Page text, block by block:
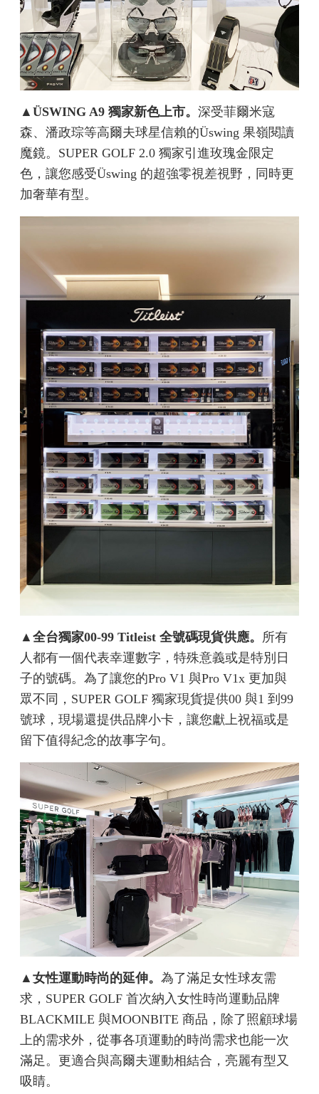
▲ÜSWING A9 獨家新色上市。深受菲爾米寇
森、潘政琮等高爾夫球星信賴的Üswing 果嶺閱讀
魔鏡。SUPER GOLF 2.0 獨家引進玫瑰金限定
色，讓您感受Üswing 的超強零視差視野，同時更
加奢華有型。
▲全台獨家00-99 Titleist 全號碼現貨供應。 所有
人都有一個代表幸運數字，特殊意義或是特別日
子的號碼。為了讓您的Pro V1 與Pro V1x 更加與
眾不同，SUPER GOLF 獨家現貨提供00 與1 到99
號球，現場還提供品牌小卡，讓您獻上祝福或是
留下值得紀念的故事字句。
▲女性運動時尚的延伸。為了滿足女性球友需
求，SUPER GOLF 首次納入女性時尚運動品牌
BLACKMILE 與MOONBITE 商品，除了照顧球場
上的需求外，從事各項運動的時尚需求也能一次
滿足。更適合與高爾夫運動相結合，亮麗有型又
吸睛。